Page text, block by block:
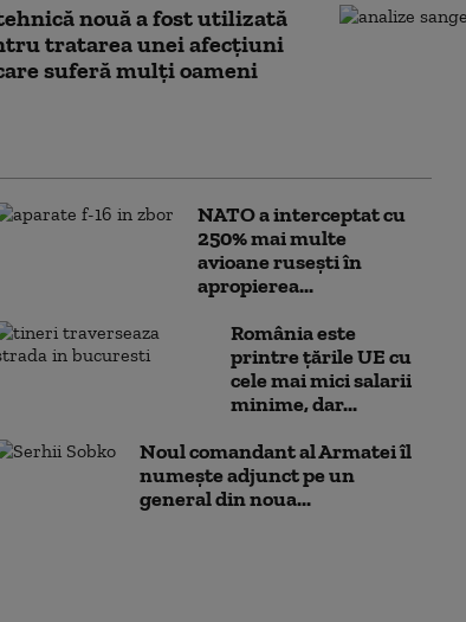
nouă a fost utilizată
tratarea unei afecţiuni
suferă mulți oameni
NATO a interceptat cu
250% mai multe
avioane rusești în
apropierea...
România este
printre țările UE cu
cele mai mici salarii
minime, dar...
Noul comandant al Armatei îl
numește adjunct pe un
general din noua...